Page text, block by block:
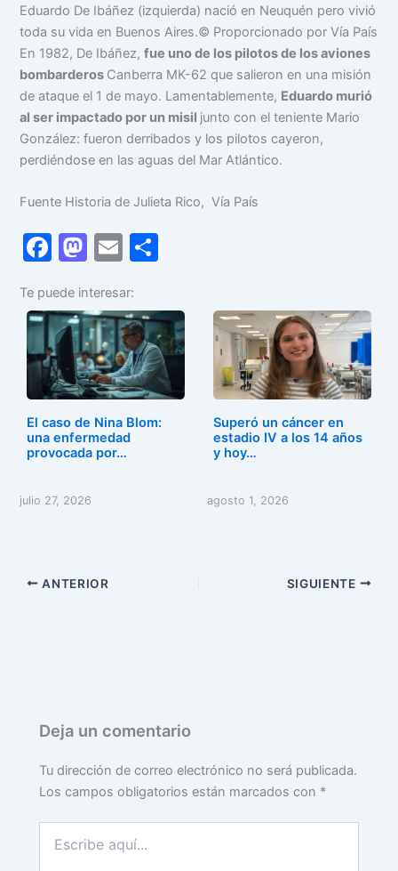
Eduardo De Ibáñez (izquierda) nació en Neuquén pero vivió
toda su vida en Buenos Aires.© Proporcionado por Vía País
En 1982, De Ibáñez,fue uno de los pilotos de los aviones
bombarderos Canberra MK-62 que salieron en una misión
de ataque el 1 de mayo. Lamentablemente, Eduardo murió
al ser impactado por un misil junto con el teniente Mario
González: fueron derribados y los pilotos cayeron,
perdiéndose en las aguas del Mar Atlántico.
Fuente Historia de Julieta Rico, Vía País
F
c
e
b
o
o
k
M
st
o
d
o
n
E
ai
l
m
p
ar
tir
Te puede interesar:
El caso de Nina Blom:
una enfermedad
provocada por…
julio 27, 2026
Superó un cáncer en
estadio IV a los 14 años
y hoy…
agosto 1, 2026
ANTERIOR SIGUIENTE
Deja un comentario
Tu dirección de correo electrónico no será publicada.
Los campos obligatorios están marcados con *
aquí...